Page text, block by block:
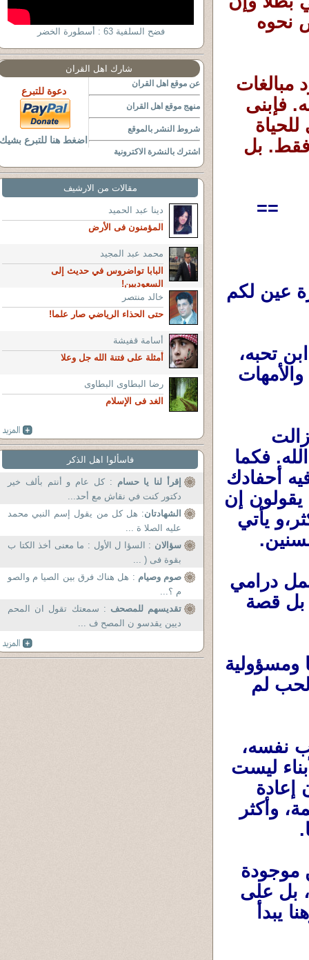
==
فضح السلفية 63 : أسطورة الخضر
شارك اهل القران
عن موقع اهل القران
منهج موقع اهل القران
شروط النشر بالموقع
اشترك بالنشرة الاكترونية
دعوة للتبرع
اضغط هنا للتبرع بشيك
مقالات من الارشيف
دينا عبد الحميد
المؤمنون فى الأرض
محمد عبد المجيد
البابا تواضروس في حديث إلى
السعوديين!
خالد منتصر
حتى الحذاء الرياضي صار علما!
أسامة قفيشة
أمثلة على فتنة الله جل وعلا
رضا البطاوى البطاوى
الغد فى الإسلام
فاسألوا اهل الذكر
إقرأ لنا يا حسام : كل عام و أنتم بألف خير
دكتور كنت في نقاش مع أحد...
الشهادتان: هل كل من يقول إسم النبي محمد
عليه الصلا ة ...
سؤالان : السؤا ل الأول : ما معنى أخذ الكتا ب
بقوة فى ( ...
صوم وصيام : هل هناك فرق بين الصيا م والصو
م ؟...
تقديسهم للمصحف : سمعتك تقول ان المحم
ديين يقدسو ن المصح ف ...